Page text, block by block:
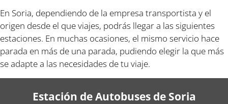
En Soria, dependiendo de la empresa transportista y el
origen desde el que viajes, podrás llegar a las siguientes
estaciones. En muchas ocasiones, el mismo servicio hace
parada en más de una parada, pudiendo elegir la que más
se adapte a las necesidades de tu viaje.
Estación de Autobuses de Soria